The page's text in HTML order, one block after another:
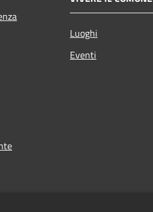
Luoghi
Eventi